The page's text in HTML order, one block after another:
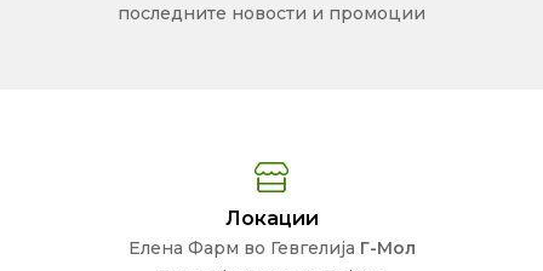
последните новости и промоции
Локации
Елена Фарм во Гевгелија Г-Мол